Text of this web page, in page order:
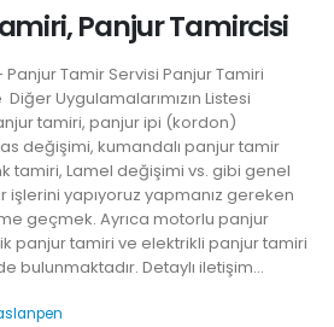
Panjur Tamircisi
Tamir Servisi Panjur Tamiri
Uygulamalarımızın Listesi
tamiri, panjur ipi (kordon)
değişimi, kumandalı panjur tamir
tamiri, Lamel değişimi vs. gibi genel
işlerini yapıyoruz yapmanız gereken
geçmek. Ayrıca motorlu panjur
panjur tamiri ve elektrikli panjur tamiri
bulunmaktadır. Detaylı iletişim...